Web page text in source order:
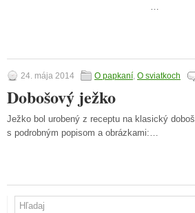
24. mája 2014 O papkaní O sviatkoch
Dobošový ježko
Ježko bol urobený z receptu na klasický
s podrobným popisom a obrázkami:…